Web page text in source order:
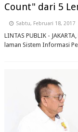
Count" dari 5
Sabtu, Februari 18, 2017
LINTAS PUBLIK -
laman Sistem Informasi